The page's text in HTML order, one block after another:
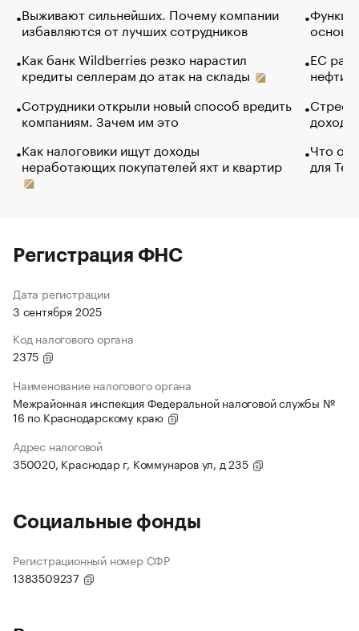
Выживают сильнейших. Почему компании
избавляются от лучших сотрудников
Как банк Wildberries резко нарастил
кредиты селлерам до атак на склады
Сотрудники открыли новый способ вредить
компаниям. Зачем им это
Как налоговики ищут доходы
неработающих покупателей яхт и квартир
основ
ЕС
нефти
Что
для
Регистрация ФНС
Дата регистрации
3 сентября 2025
Код налогового органа
2375
Наименование налогового органа
Межрайонная инспекция Федеральной налоговой службы №
16 по Краснодарскому краю
Адрес налоговой
350020, Краснодар г, Коммунаров ул, д 235
Социальные фонды
Регистрационный номер СФР
1383509237